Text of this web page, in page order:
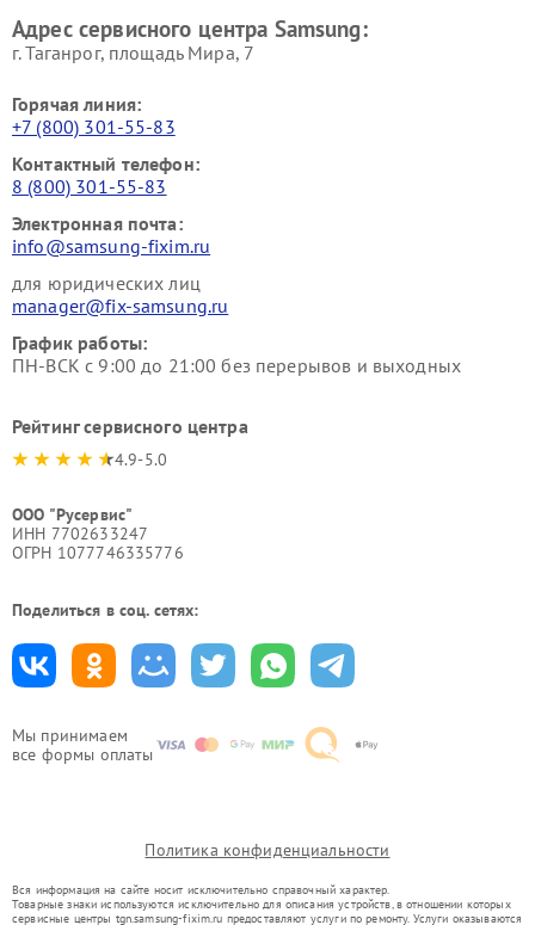
Мы принимаем
все формы оплаты
Адрес сервисного центра Samsung:
г. Таганрог, площадь Мира, 7
Горячая линия:
+7 (800) 301-55-83
Контактный телефон:
8 (800) 301-55-83
Электронная почта:
info@samsung-fixim.ru
для юридических лиц
manager@fix-samsung.ru
График работы:
ПН-ВСК с 9:00 до 21:00 без перерывов и выходных
Рейтинг сервисного центра
4.9-5.0
ООО "Русервис"
ИНН 7702633247
ОГРН 1077746335776
Поделиться в соц. сетях:
Политика конфиденциальности
Вся информация на сайте носит исключительно справочный характер.
Товарные знаки используются исключительно для описания устройств, в отношении которых
сервисные центры tgn.samsung-fixim.ru предоставляют услуги по ремонту. Услуги оказываются